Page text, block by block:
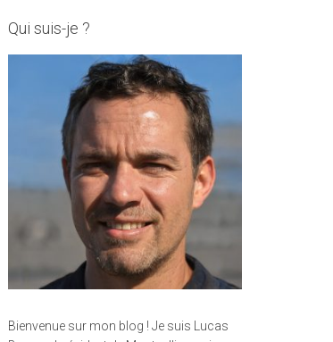
Qui suis-je ?
Bienvenue sur mon blog ! Je suis Lucas